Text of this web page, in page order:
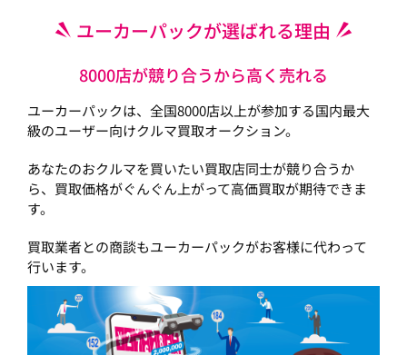
ユーカーパックが選ばれる理由
8000店が競り合うから高く売れる
ユーカーパックは、全国8000店以上が参加する国内最大
級のユーザー向けクルマ買取オークション。
あなたのおクルマを買いたい買取店同士が競り合うか
ら、買取価格がぐんぐん上がって高価買取が期待できま
す。
買取業者との商談もユーカーパックがお客様に代わって
行います。